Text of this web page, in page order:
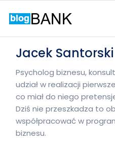
Jacek Santorski
Psycholog biznesu,
udział w realizacji
co miał do niego
Dziś nie przeszkadza to
współpracować w
biznesu.